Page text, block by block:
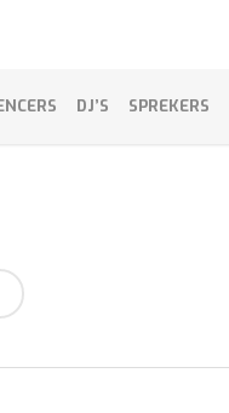
DJ’S SPREKERS